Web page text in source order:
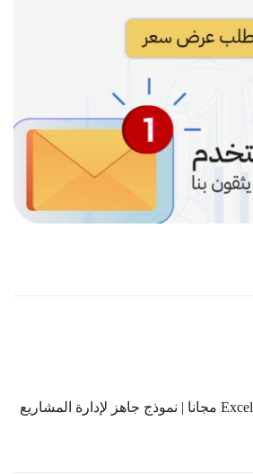
شيت محاسبة مقاولات Excel مجانا | نموذج جاهز لإدارة المشاريع